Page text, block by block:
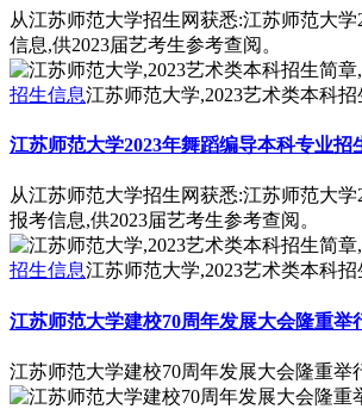
从江苏师范大学招生网获悉:江苏师范大
信息,供2023届艺考生参考查阅。
招生信息江苏师范大学,2023艺术类本科
江苏师范大学2023年舞蹈编导本科专业招
从江苏师范大学招生网获悉:江苏师范大
报考信息,供2023届艺考生参考查阅。
招生信息江苏师范大学,2023艺术类本科
江苏师范大学建校70周年发展大会隆重举
江苏师范大学建校70周年发展大会隆重举